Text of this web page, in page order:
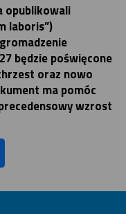
opublikowali
laboris”)
będzie poświęcone
oraz nowo
ma pomóc
wzrost